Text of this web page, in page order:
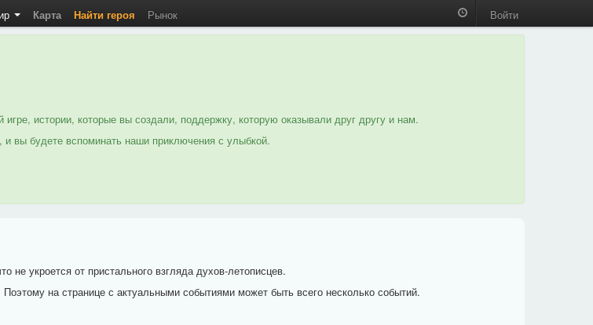
Карта Найти героя Рынок Войти
истории, которые вы создали, поддержку, которую оказывали друг другу и нам.
вы будете вспоминать наши приключения с улыбкой.
укроется от пристального взгляда духов-летописцев.
на странице с актуальными событиями может быть всего несколько событий.